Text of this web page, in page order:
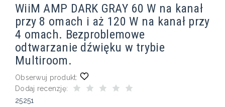
WiiM AMP DARK GRAY 60 W na kanał
przy 8 omach i aż 120 W na kanał przy
4 omach. Bezproblemowe
odtwarzanie dźwięku w trybie
Multiroom.
Obserwuj produkt:
Dodaj recenzję:
25251